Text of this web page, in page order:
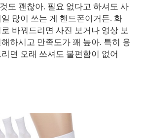
도 괜찮아. 필요 없다고 하셔도 사
많이 쓰는 게 핸드폰이거든. 화
바꿔드리면 사진 보거나 영상 보
하시고 만족도가 꽤 높아. 특히 용
면 오래 쓰셔도 불편함이 없어